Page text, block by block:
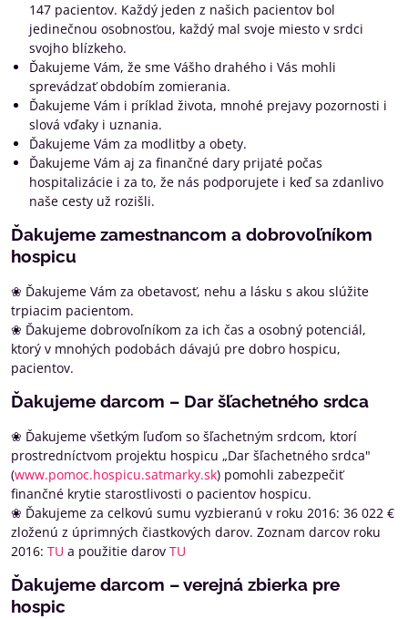
147 pacientov. Každý jeden z našich pacientov bol
jedinečnou osobnosťou, každý mal svoje miesto v srdci
svojho blízkeho.
Ďakujeme Vám, že sme Vášho drahého i Vás mohli
sprevádzať obdobím zomierania.
Ďakujeme Vám i príklad života, mnohé prejavy pozornosti i
slová vďaky i uznania.
Ďakujeme Vám za modlitby a obety.
Ďakujeme Vám aj za finančné dary prijaté počas
hospitalizácie i za to, že nás podporujete i keď sa zdanlivo
naše cesty už rozišli.
Ďakujeme zamestnancom a dobrovoľníkom
hospicu
❀ Ďakujeme Vám za obetavosť, nehu a lásku s akou slúžite
trpiacim pacientom.
❀ Ďakujeme dobrovoľníkom za ich čas a osobný potenciál,
ktorý v mnohých podobách dávajú pre dobro hospicu,
pacientov.
Ďakujeme darcom – Dar šľachetného srdca
❀ Ďakujeme všetkým ľuďom so šľachetným srdcom, ktorí
prostredníctvom projektu hospicu „Dar šľachetného srdca"
(www.pomoc.hospicu.satmarky.sk) pomohli zabezpečiť
finančné krytie starostlivosti o pacientov hospicu.
❀ Ďakujeme za celkovú sumu vyzbieranú v roku 2016: 36 022 €
zloženú z úprimných čiastkových darov. Zoznam darcov roku
2016: TU a použitie darov TU
Ďakujeme darcom – verejná zbierka pre
hospic